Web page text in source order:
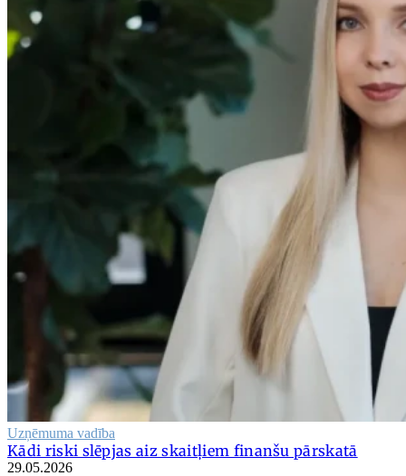
Uzņēmuma vadība
Kādi riski slēpjas aiz skaitļiem finanšu pārskatā
29.05.2026